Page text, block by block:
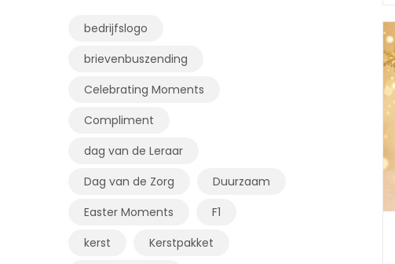
bedrijfslogo
brievenbuszending
Celebrating Moments
Compliment
dag van de Leraar
Dag van de Zorg
Duurzaam
Easter Moments
F1
kerst
Kerstpakket